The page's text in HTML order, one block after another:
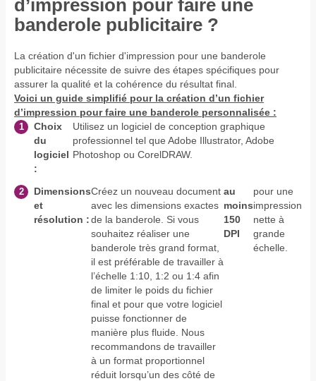
d’impression pour faire une
banderole publicitaire ?
La création d'un fichier d'impression pour une banderole
publicitaire nécessite de suivre des étapes spécifiques pour
assurer la qualité et la cohérence du résultat final.
Voici un guide simplifié pour la création d’un fichier
d’impression pour faire une banderole personnalisée :
Choix
du
logiciel
:
Utilisez un logiciel de conception graphique
professionnel tel que Adobe Illustrator, Adobe
Photoshop ou CorelDRAW.
Dimensions
et
résolution :
Créez un nouveau document
avec les dimensions exactes
de la banderole. Si vous
souhaitez réaliser une
banderole très grand format,
il est préférable de travailler à
l’échelle 1:10, 1:2 ou 1:4 afin
de limiter le poids du fichier
final et pour que votre logiciel
puisse fonctionner de
manière plus fluide. Nous
recommandons de travailler
à un format proportionnel
réduit lorsqu’un des côté de
au
moins
150
DPI
pour une
impression
nette à
grande
échelle.